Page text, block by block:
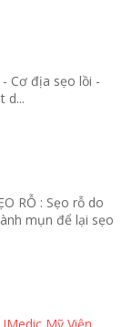
Cơ địa sẹo lồi -
d...
RỖ : Sẹo rỗ do
mụn để lại sẹo